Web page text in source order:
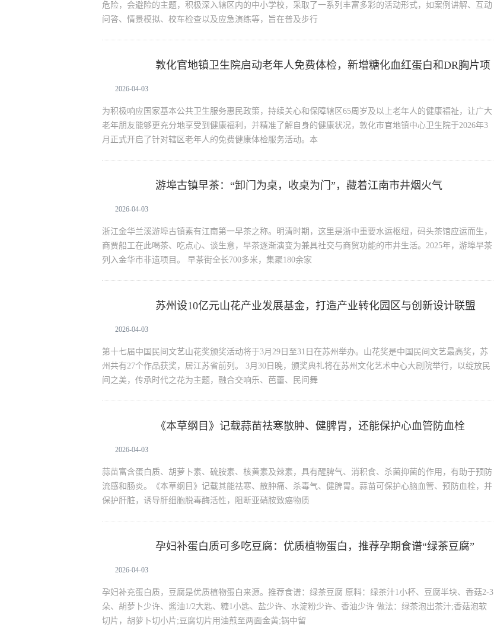
危险，会避险的主题，积极深入辖区内的中小学校，采取了一系列丰富多彩的活动形式，如案例讲解、互动
问答、情景模拟、校车检查以及应急演练等，旨在普及步行
敦化官地镇卫生院启动老年人免费体检，新增糖化血红蛋白和DR胸片项
2026-04-03
为积极响应国家基本公共卫生服务惠民政策，持续关心和保障辖区65周岁及以上老年人的健康福祉，让广大
老年朋友能够更充分地享受到健康福利，并精准了解自身的健康状况，敦化市官地镇中心卫生院于2026年3
月正式开启了针对辖区老年人的免费健康体检服务活动。本
游埠古镇早茶：“卸门为桌，收桌为门”，藏着江南市井烟火气
2026-04-03
浙江金华兰溪游埠古镇素有江南第一早茶之称。明清时期，这里是浙中重要水运枢纽，码头茶馆应运而生，
商贾船工在此喝茶、吃点心、谈生意，早茶逐渐演变为兼具社交与商贸功能的市井生活。2025年，游埠早茶
列入金华市非遗项目。 早茶街全长700多米，集聚180余家
苏州设10亿元山花产业发展基金，打造产业转化园区与创新设计联盟
2026-04-03
第十七届中国民间文艺山花奖颁奖活动将于3月29日至31日在苏州举办。山花奖是中国民间文艺最高奖，苏
州共有27个作品获奖，居江苏省前列。 3月30日晚，颁奖典礼将在苏州文化艺术中心大剧院举行，以绽放民
间之美，传承时代之花为主题，融合交响乐、芭蕾、民间舞
《本草纲目》记载蒜苗祛寒散肿、健脾胃，还能保护心血管防血栓
2026-04-03
蒜苗富含蛋白质、胡萝卜素、硫胺素、核黄素及辣素，具有醒脾气、消积食、杀菌抑菌的作用，有助于预防
流感和肠炎。《本草纲目》记载其能祛寒、散肿痛、杀毒气、健脾胃。蒜苗可保护心脑血管、预防血栓，并
保护肝脏，诱导肝细胞脱毒酶活性，阻断亚硝胺致癌物质
孕妇补蛋白质可多吃豆腐：优质植物蛋白，推荐孕期食谱“绿茶豆腐”
2026-04-03
孕妇补充蛋白质，豆腐是优质植物蛋白来源。推荐食谱：绿茶豆腐 原料：绿茶汁1小杯、豆腐半块、香菇2-3
朵、胡萝卜少许、酱油1/2大匙、糖1小匙、盐少许、水淀粉少许、香油少许 做法：绿茶泡出茶汁;香菇泡软
切片，胡萝卜切小片;豆腐切片用油煎至两面金黄;锅中留